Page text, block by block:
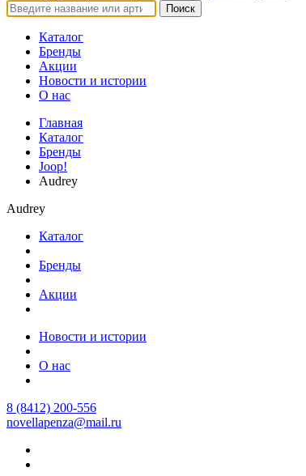
Поиск
Каталог
Бренды
Акции
Новости и истории
О нас
Главная
Каталог
Бренды
Joop!
Audrey
Audrey
Каталог
Бренды
Акции
Новости и истории
О нас
8 (8412) 200-556
novellapenza@mail.ru